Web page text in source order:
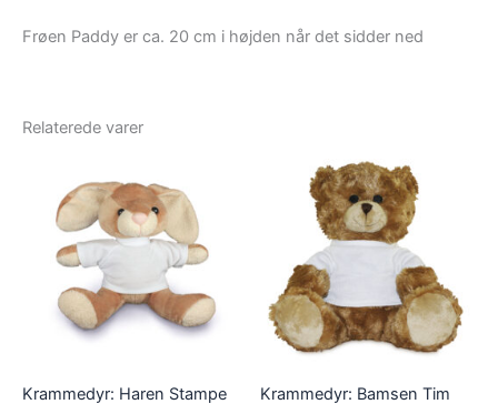
Frøen Paddy er ca. 20 cm i højden når det sidder ned
Relaterede varer
Krammedyr: Haren Stampe Krammedyr: Bamsen Tim